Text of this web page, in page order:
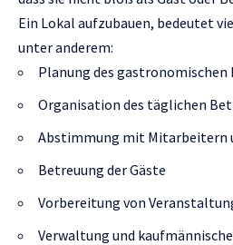
Ein Lokal aufzubauen, bedeutet
unter anderem:
Planung des gastronomischen
Organisation des täglichen
Abstimmung mit Mitarbeitern
Betreuung der Gäste
Vorbereitung von
Verwaltung und